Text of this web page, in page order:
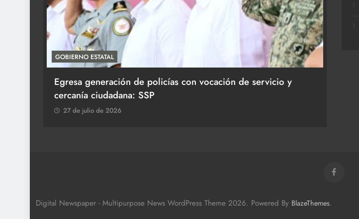
GOBIERNO ESTATAL
Egresa generación de policías con vocación de servicio y
cercanía ciudadana: SSP
27 de julio de 2026
Digital Newspaper - Multipurpose News WordPress Theme 2026. Powered By BlazeThemes.